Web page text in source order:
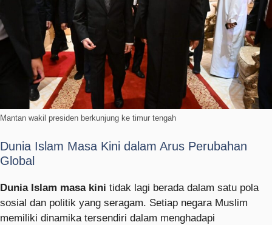
Mantan wakil presiden berkunjung ke timur tengah
Dunia Islam Masa Kini dalam Arus Perubahan
Global
Dunia Islam masa kini tidak lagi berada dalam satu pola
sosial dan politik yang seragam. Setiap negara Muslim
memiliki dinamika tersendiri dalam menghadapi